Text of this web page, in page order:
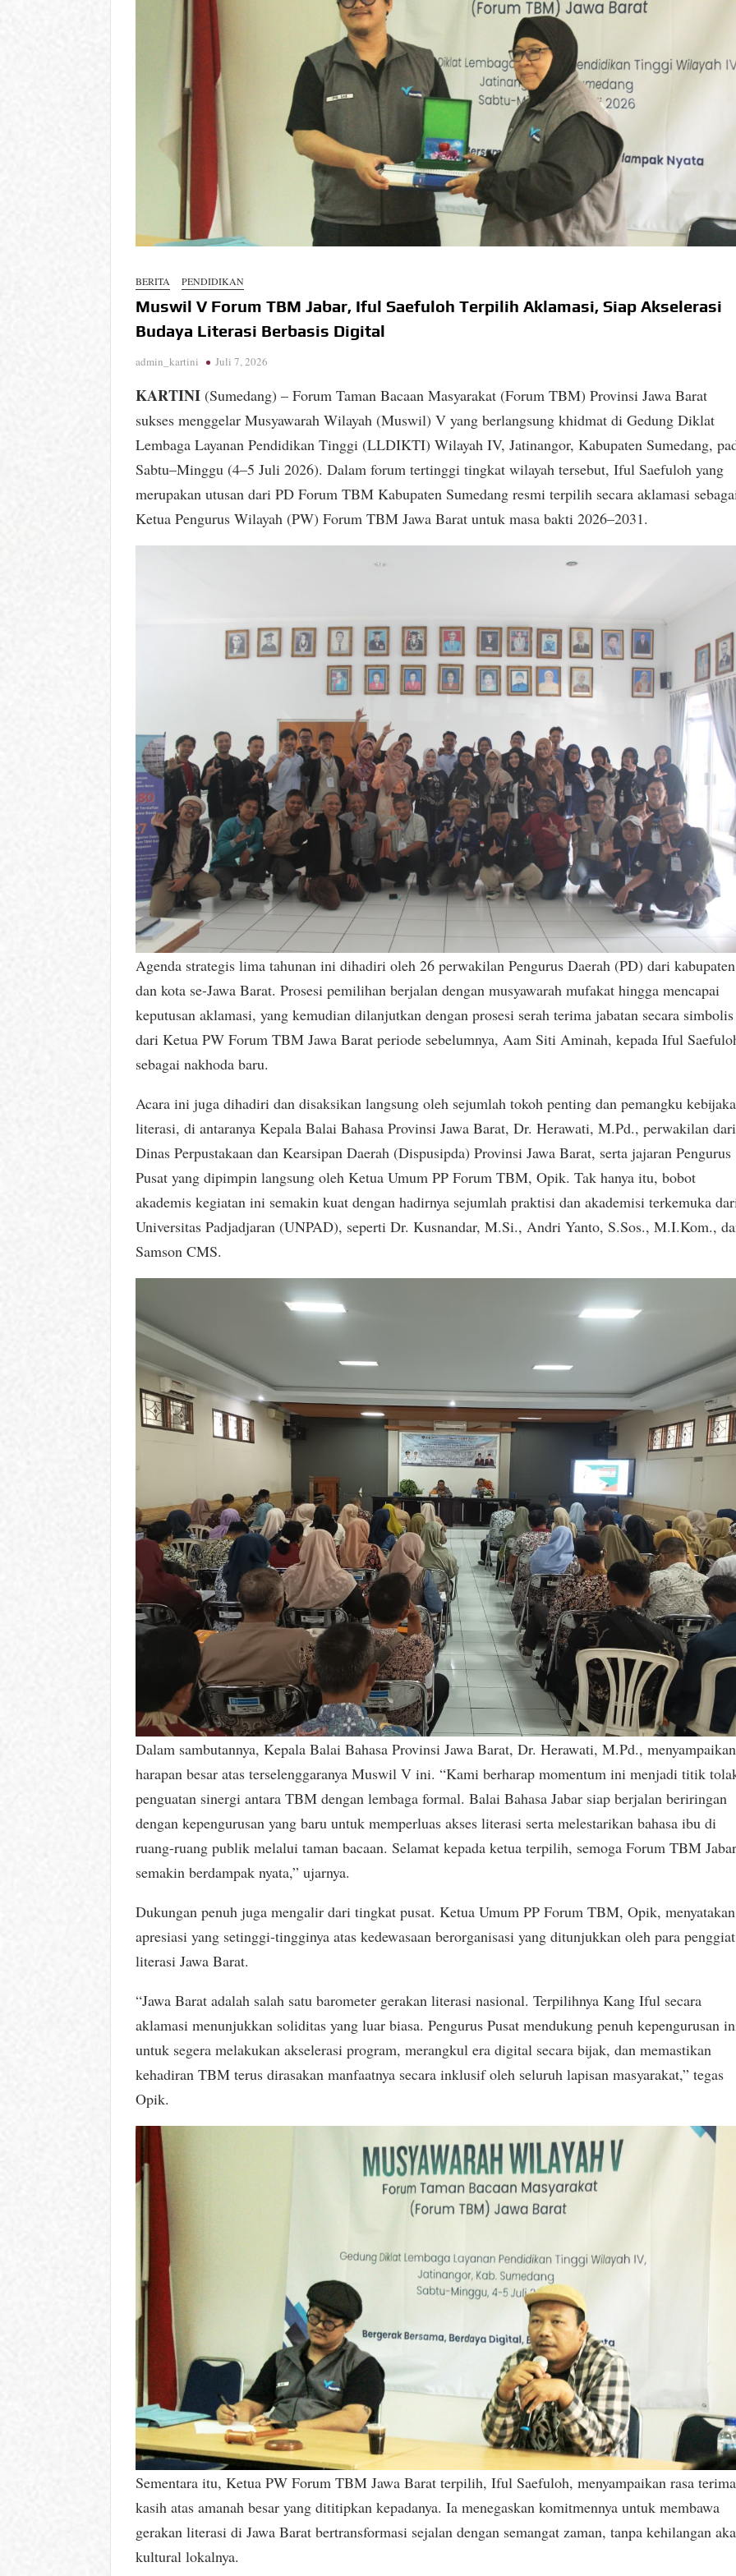
BERITA PENDIDIKAN
Muswil V Forum TBM Jabar, Iful Saefuloh Terpilih Aklamasi, Siap Akselerasi
Budaya Literasi Berbasis Digital
admin_kartini Juli 7, 2026
KARTINI (Sumedang) – Forum Taman Bacaan Masyarakat (Forum TBM) Provinsi Jawa Barat
sukses menggelar Musyawarah Wilayah (Muswil) V yang berlangsung khidmat di Gedung Diklat
Lembaga Layanan Pendidikan Tinggi (LLDIKTI) Wilayah IV, Jatinangor, Kabupaten Sumedang,
Sabtu–Minggu (4–5 Juli 2026). Dalam forum tertinggi tingkat wilayah tersebut, Iful Saefuloh yang
merupakan utusan dari PD Forum TBM Kabupaten Sumedang resmi terpilih secara aklamasi
Ketua Pengurus Wilayah (PW) Forum TBM Jawa Barat untuk masa bakti 2026–2031.
Agenda strategis lima tahunan ini dihadiri oleh 26 perwakilan Pengurus Daerah (PD) dari kabupaten
dan kota se-Jawa Barat. Prosesi pemilihan berjalan dengan musyawarah mufakat hingga mencapai
keputusan aklamasi, yang kemudian dilanjutkan dengan prosesi serah terima jabatan secara simbolis
dari Ketua PW Forum TBM Jawa Barat periode sebelumnya, Aam Siti Aminah, kepada Iful
sebagai nakhoda baru.
Acara ini juga dihadiri dan disaksikan langsung oleh sejumlah tokoh penting dan pemangku
literasi, di antaranya Kepala Balai Bahasa Provinsi Jawa Barat, Dr. Herawati, M.Pd., perwakilan dari
Dinas Perpustakaan dan Kearsipan Daerah (Dispusipda) Provinsi Jawa Barat, serta jajaran Pengurus
Pusat yang dipimpin langsung oleh Ketua Umum PP Forum TBM, Opik. Tak hanya itu, bobot
akademis kegiatan ini semakin kuat dengan hadirnya sejumlah praktisi dan akademisi terkemuka
Universitas Padjadjaran (UNPAD), seperti Dr. Kusnandar, M.Si., Andri Yanto, S.Sos., M.I.Kom.,
Samson CMS.
Dalam sambutannya, Kepala Balai Bahasa Provinsi Jawa Barat, Dr. Herawati, M.Pd., menyampaikan
harapan besar atas terselenggaranya Muswil V ini. “Kami berharap momentum ini menjadi titik
penguatan sinergi antara TBM dengan lembaga formal. Balai Bahasa Jabar siap berjalan beriringan
dengan kepengurusan yang baru untuk memperluas akses literasi serta melestarikan bahasa ibu di
ruang-ruang publik melalui taman bacaan. Selamat kepada ketua terpilih, semoga Forum TBM
semakin berdampak nyata,” ujarnya.
Dukungan penuh juga mengalir dari tingkat pusat. Ketua Umum PP Forum TBM, Opik, menyatakan
apresiasi yang setinggi-tingginya atas kedewasaan berorganisasi yang ditunjukkan oleh para penggiat
literasi Jawa Barat.
“Jawa Barat adalah salah satu barometer gerakan literasi nasional. Terpilihnya Kang Iful secara
aklamasi menunjukkan soliditas yang luar biasa. Pengurus Pusat mendukung penuh kepengurusan
untuk segera melakukan akselerasi program, merangkul era digital secara bijak, dan memastikan
kehadiran TBM terus dirasakan manfaatnya secara inklusif oleh seluruh lapisan masyarakat,” tegas
Opik.
Sementara itu, Ketua PW Forum TBM Jawa Barat terpilih, Iful Saefuloh, menyampaikan rasa terima
kasih atas amanah besar yang dititipkan kepadanya. Ia menegaskan komitmennya untuk membawa
gerakan literasi di Jawa Barat bertransformasi sejalan dengan semangat zaman, tanpa kehilangan
kultural lokalnya.